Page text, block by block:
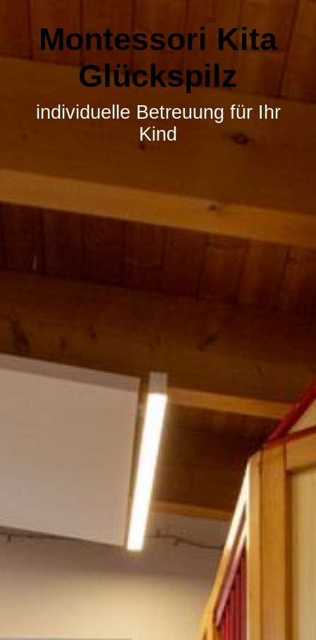
Montessori Kita
Glückspilz
individuelle Betreuung für Ihr
Kind